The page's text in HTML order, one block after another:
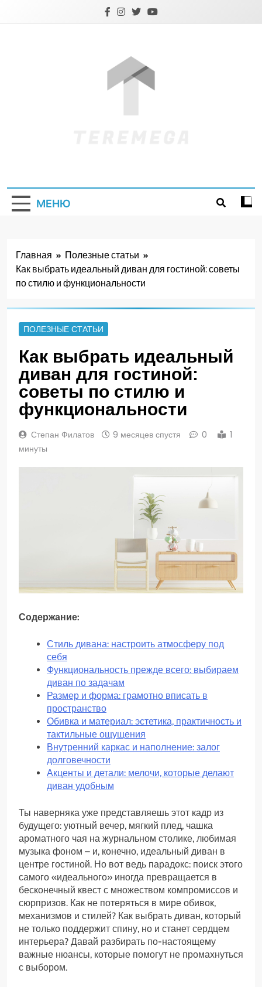
МЕНЮ
Главная
Полезные статьи
Как выбрать идеальный диван для гостиной: советы
по стилю и функциональности
ПОЛЕЗНЫЕ СТАТЬИ
Как выбрать идеальный
диван для гостиной:
советы по стилю и
функциональности
Степан Филатов 9 месяцев спустя 0
1
минуты
Содержание:
Стиль дивана: настроить атмосферу под
себя
Функциональность прежде всего: выбираем
диван по задачам
Размер и форма: грамотно вписать в
пространство
Обивка и материал: эстетика, практичность и
тактильные ощущения
Внутренний каркас и наполнение: залог
долговечности
Акценты и детали: мелочи, которые делают
диван удобным
Ты наверняка уже представляешь этот кадр из
будущего: уютный вечер, мягкий плед, чашка
ароматного чая на журнальном столике, любимая
музыка фоном – и, конечно, идеальный диван в
центре гостиной. Но вот ведь парадокс: поиск этого
самого «идеального» иногда превращается в
бесконечный квест с множеством компромиссов и
сюрпризов. Как не потеряться в мире обивок,
механизмов и стилей? Как выбрать диван, который
не только поддержит спину, но и станет сердцем
интерьера? Давай разбирать по-настоящему
важные нюансы, которые помогут не промахнуться
с выбором.